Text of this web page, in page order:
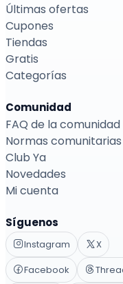
Últimas ofertas
Cupones
Tiendas
Gratis
Categorías
Comunidad
FAQ de la comunidad
Normas comunitarias
Club Ya
Novedades
Mi cuenta
Síguenos
Instagram
X
Facebook